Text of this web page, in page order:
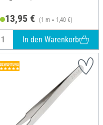
13,95 € (1 m = 1,40 €)
In den Warenkorb